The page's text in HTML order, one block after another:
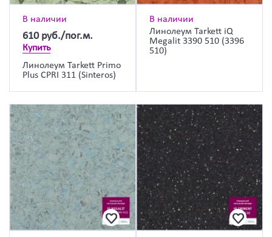
В наличии
610 руб./пог.м.
Купить
Линолеум Tarkett Primo
Plus CPRI 311 (Sinteros)
В наличии
Линолеум Tarkett iQ
Megalit 3390 510 (3396
510)